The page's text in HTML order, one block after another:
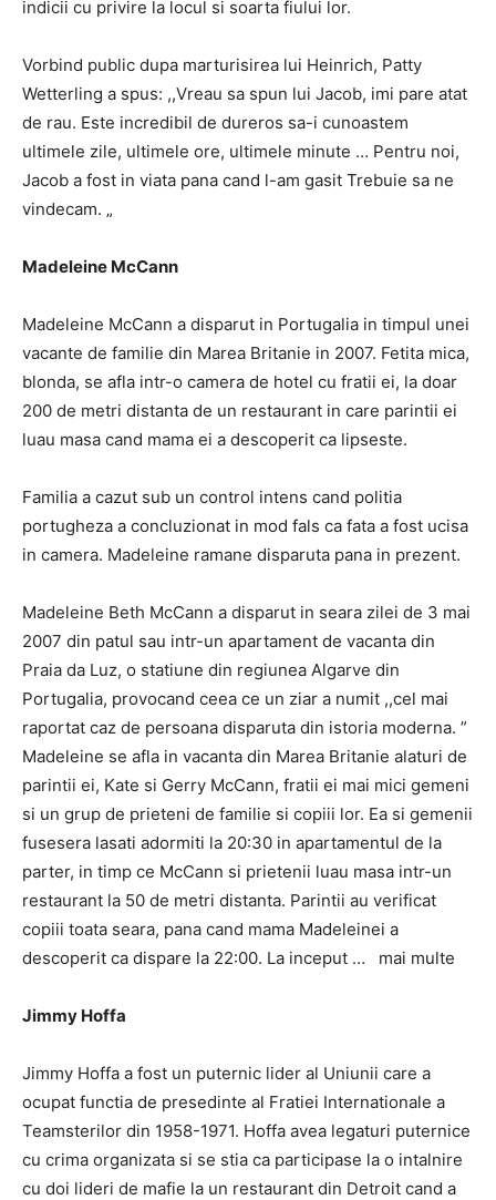
indicii cu privire la locul si soarta fiului lor.
Vorbind public dupa marturisirea lui Heinrich, Patty
Wetterling a spus: ,,Vreau sa spun lui Jacob, imi pare atat
de rau. Este incredibil de dureros sa-i cunoastem
ultimele zile, ultimele ore, ultimele minute … Pentru noi,
Jacob a fost in viata pana cand l-am gasit Trebuie sa ne
vindecam. „
Madeleine McCann
Madeleine McCann a disparut in Portugalia in timpul unei
vacante de familie din Marea Britanie in 2007. Fetita mica,
blonda, se afla intr-o camera de hotel cu fratii ei, la doar
200 de metri distanta de un restaurant in care parintii ei
luau masa cand mama ei a descoperit ca lipseste.
Familia a cazut sub un control intens cand politia
portugheza a concluzionat in mod fals ca fata a fost ucisa
in camera. Madeleine ramane disparuta pana in prezent.
Madeleine Beth McCann a disparut in seara zilei de 3 mai
2007 din patul sau intr-un apartament de vacanta din
Praia da Luz, o statiune din regiunea Algarve din
Portugalia, provocand ceea ce un ziar a numit ,,cel mai
raportat caz de persoana disparuta din istoria moderna. ”
Madeleine se afla in vacanta din Marea Britanie alaturi de
parintii ei, Kate si Gerry McCann, fratii ei mai mici gemeni
si un grup de prieteni de familie si copiii lor. Ea si gemenii
fusesera lasati adormiti la 20:30 in apartamentul de la
parter, in timp ce McCann si prietenii luau masa intr-un
restaurant la 50 de metri distanta. Parintii au verificat
copiii toata seara, pana cand mama Madeleinei a
descoperit ca dispare la 22:00. La inceput … mai multe
Jimmy Hoffa
Jimmy Hoffa a fost un puternic lider al Uniunii care a
ocupat functia de presedinte al Fratiei Internationale a
Teamsterilor din 1958-1971. Hoffa avea legaturi puternice
cu crima organizata si se stia ca participase la o intalnire
cu doi lideri de mafie la un restaurant din Detroit cand a